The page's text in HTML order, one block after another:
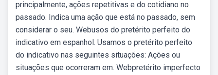
principalmente, ações repetitivas e do cotidiano no
passado. Indica uma ação que está no passado, sem
considerar o seu. Webusos do pretérito perfeito do
indicativo em espanhol. Usamos o pretérito perfeito
do indicativo nas seguintes situações: Ações ou
situações que ocorreram em. Webpretérito imperfecto